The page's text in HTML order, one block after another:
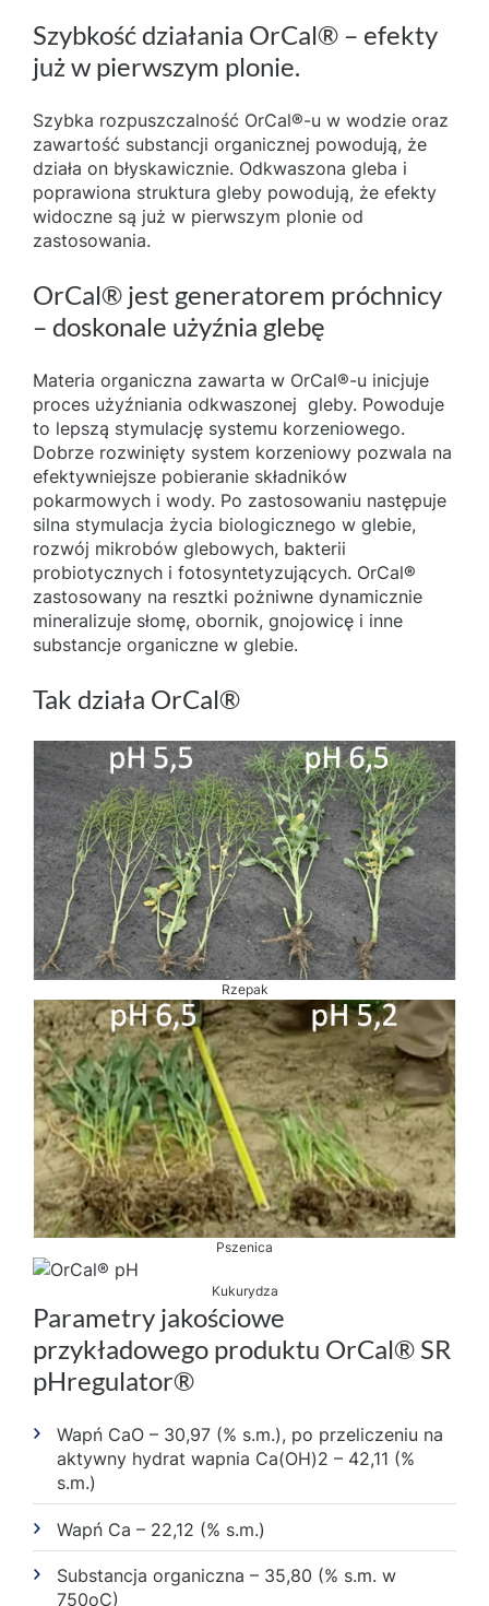
Szybkość działania OrCal® – efekty
już w pierwszym plonie.
Szybka rozpuszczalność OrCal®-u w wodzie oraz
zawartość substancji organicznej powodują, że
działa on błyskawicznie. Odkwaszona gleba i
poprawiona struktura gleby powodują, że efekty
widoczne są już w pierwszym plonie od
zastosowania.
OrCal® jest generatorem próchnicy
– doskonale użyźnia glebę
Materia organiczna zawarta w OrCal®-u inicjuje
proces użyźniania odkwaszonej gleby. Powoduje
to lepszą stymulację systemu korzeniowego.
Dobrze rozwinięty system korzeniowy pozwala na
efektywniejsze pobieranie składników
pokarmowych i wody. Po zastosowaniu następuje
silna stymulacja życia biologicznego w glebie,
rozwój mikrobów glebowych, bakterii
probiotycznych i fotosyntetyzujących. OrCal®
zastosowany na resztki pożniwne dynamicznie
mineralizuje słomę, obornik, gnojowicę i inne
substancje organiczne w glebie.
Tak działa OrCal®
Rzepak
Pszenica
Kukurydza
Parametry jakościowe
przykładowego produktu OrCal® SR
pHregulator®
Wapń CaO – 30,97 (% s.m.), po przeliczeniu na
aktywny hydrat wapnia Ca(OH)2 – 42,11 (%
s.m.)
Wapń Ca – 22,12 (% s.m.)
Substancja organiczna – 35,80 (% s.m. w
750oC)